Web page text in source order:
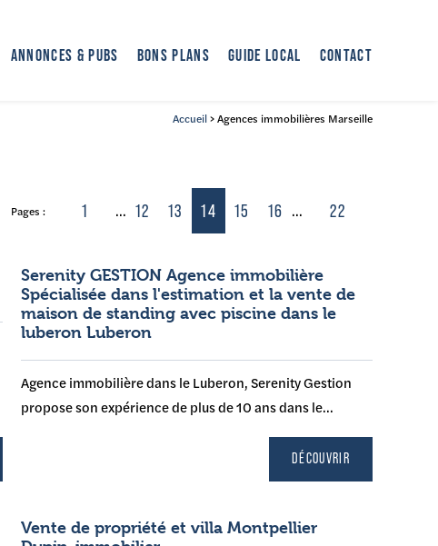
ANNONCES & PUBS BONS PLANS GUIDE LOCAL CONTACT
Accueil> Agences immobilières Marseille
Pages : 1 ... 12 13 14 15 16 ... 22
Serenity GESTION Agence immobilière
Spécialisée dans l'estimation et la vente de
maison de standing avec piscine dans le
luberon Luberon
Agence immobilière dans le Luberon, Serenity Gestion
propose son expérience de plus de 10 ans dans le...
DÉCOUVRIR
Vente de propriété et villa Montpellier